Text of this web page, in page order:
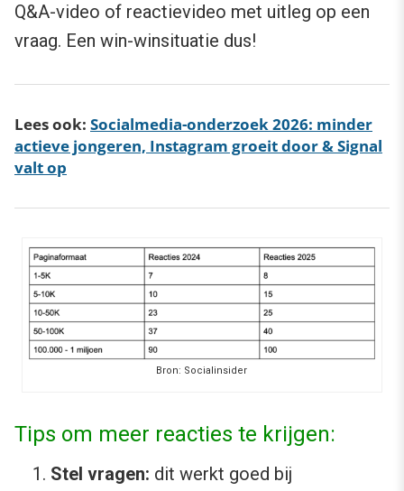
Q&A-video of reactievideo met uitleg op een
vraag. Een win-winsituatie dus!
Lees ook: Socialmedia-onderzoek 2026: minder
actieve jongeren, Instagram groeit door & Signal
valt op
Bron: Socialinsider
Tips om meer reacties te krijgen:
Stel vragen: dit werkt goed bij